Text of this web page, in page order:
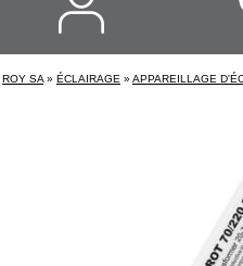
ROY SA » ÉCLAIRAGE » APPAREILLAGE